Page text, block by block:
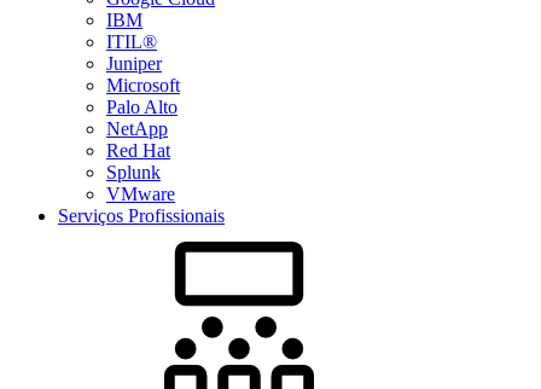
IBM
ITIL®
Juniper
Microsoft
Palo Alto
NetApp
Red Hat
Splunk
VMware
Serviços Profissionais